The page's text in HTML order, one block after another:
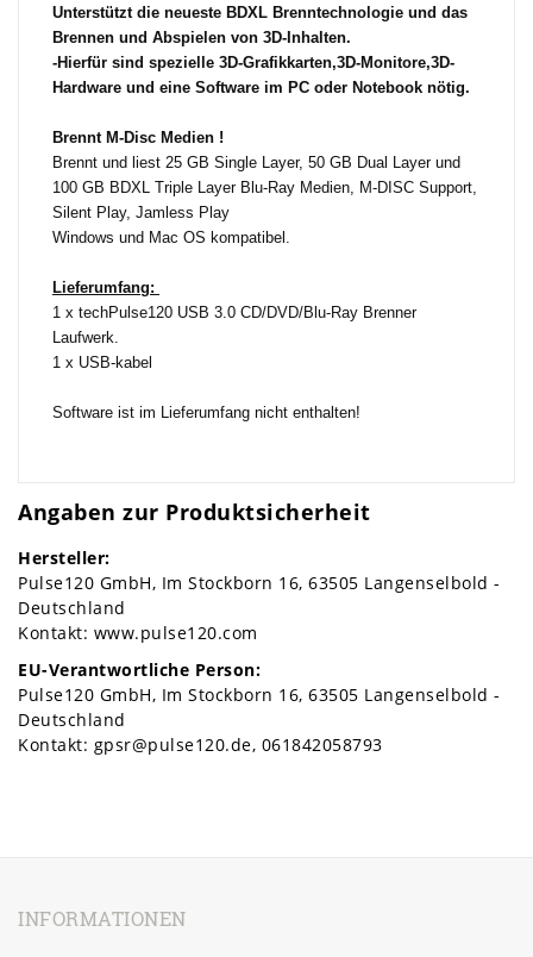
Unterstützt die neueste BDXL Brenntechnologie und das
Brennen und Abspielen von 3D-Inhalten.
-Hierfür sind spezielle 3D-Grafikkarten,3D-Monitore,3D-
Hardware und eine Software im PC oder Notebook nötig.
Brennt M-Disc Medien !
Brennt und liest 25 GB Single Layer, 50 GB Dual Layer und
100 GB BDXL Triple Layer Blu-Ray Medien, M-DISC Support,
Silent Play, Jamless Play
Windows und Mac OS kompatibel.
Lieferumfang:
1 x techPulse120 USB 3.0 CD/DVD/Blu-Ray Brenner
Laufwerk.
1 x USB-kabel
Software ist im Lieferumfang nicht enthalten!
Angaben zur Produktsicherheit
Hersteller:
Pulse120 GmbH Im Stockborn 16 63505 Langenselbold
Deutschland
Kontakt: www.pulse120.com
EU-Verantwortliche Person:
Pulse120 GmbH Im Stockborn 16 63505 Langenselbold
Deutschland
Kontakt: gpsr@pulse120.de 061842058793
INFORMATIONEN